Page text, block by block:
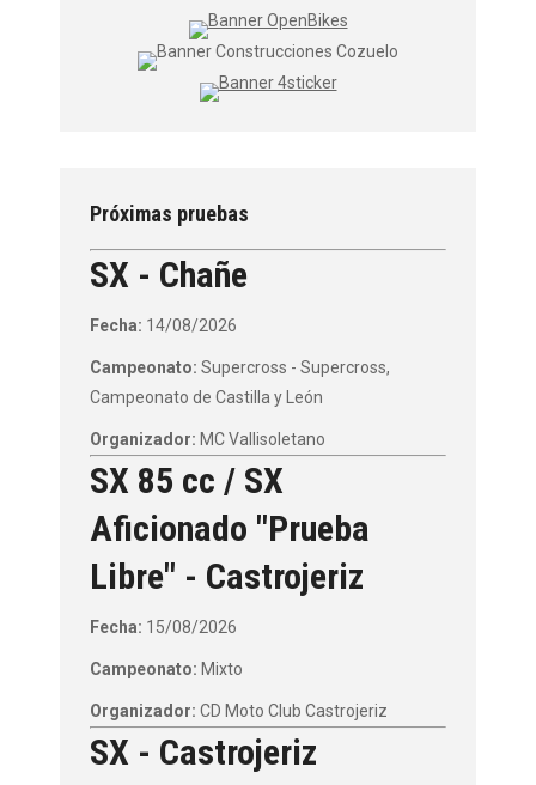
Próximas pruebas
SX - Chañe
Fecha: 14/08/2026
Campeonato: Supercross - Supercross,
Campeonato de Castilla y León
Organizador: MC Vallisoletano
SX 85 cc / SX
Aficionado "Prueba
Libre" - Castrojeriz
Fecha: 15/08/2026
Campeonato: Mixto
Organizador: CD Moto Club Castrojeriz
SX - Castrojeriz